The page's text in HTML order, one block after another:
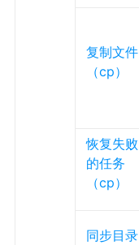
复制文件
（cp）
恢复失败
的任务
（cp）
同步目录